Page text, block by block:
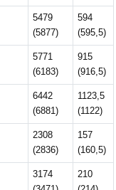
5479
(5877)
594
(595,5)
5771
(6183)
915
(916,5)
6442
(6881)
1123,5
(1122)
2308
(2836)
157
(160,5)
3174
210